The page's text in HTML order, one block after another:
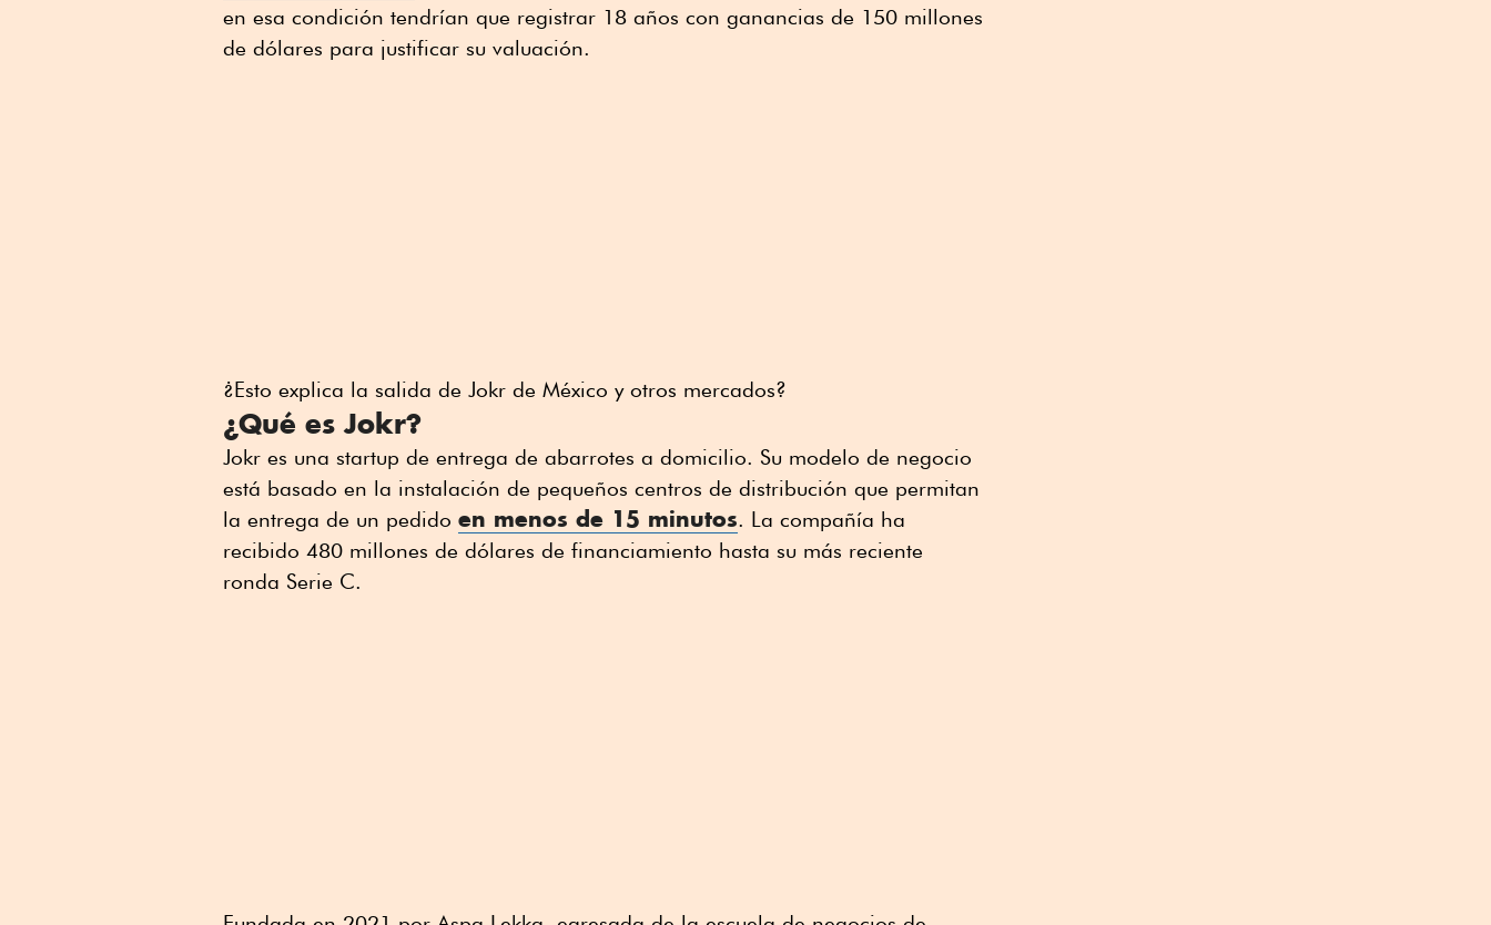
en esa condición tendrían que registrar 18 años con ganancias de 150 millones
de dólares para justificar su valuación.
¿Esto explica la salida de Jokr de México y otros mercados?
¿Qué es Jokr?
Jokr es una startup de entrega de abarrotes a domicilio. Su modelo de negocio
está basado en la instalación de pequeños centros de distribución que permitan
la entrega de un pedido en menos de 15 minutos. La compañía ha
recibido 480 millones de dólares de financiamiento hasta su más reciente
ronda Serie C.